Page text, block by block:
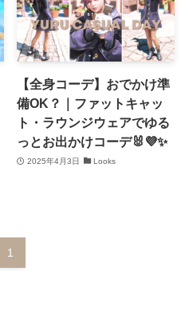
【全身コーデ】おでかけ準
備OK？｜ファットキャッ
ト・ラウンジウェアでゆる
っとお出かけコーデ🐰💜✨
2025年4月3日 Looks
1